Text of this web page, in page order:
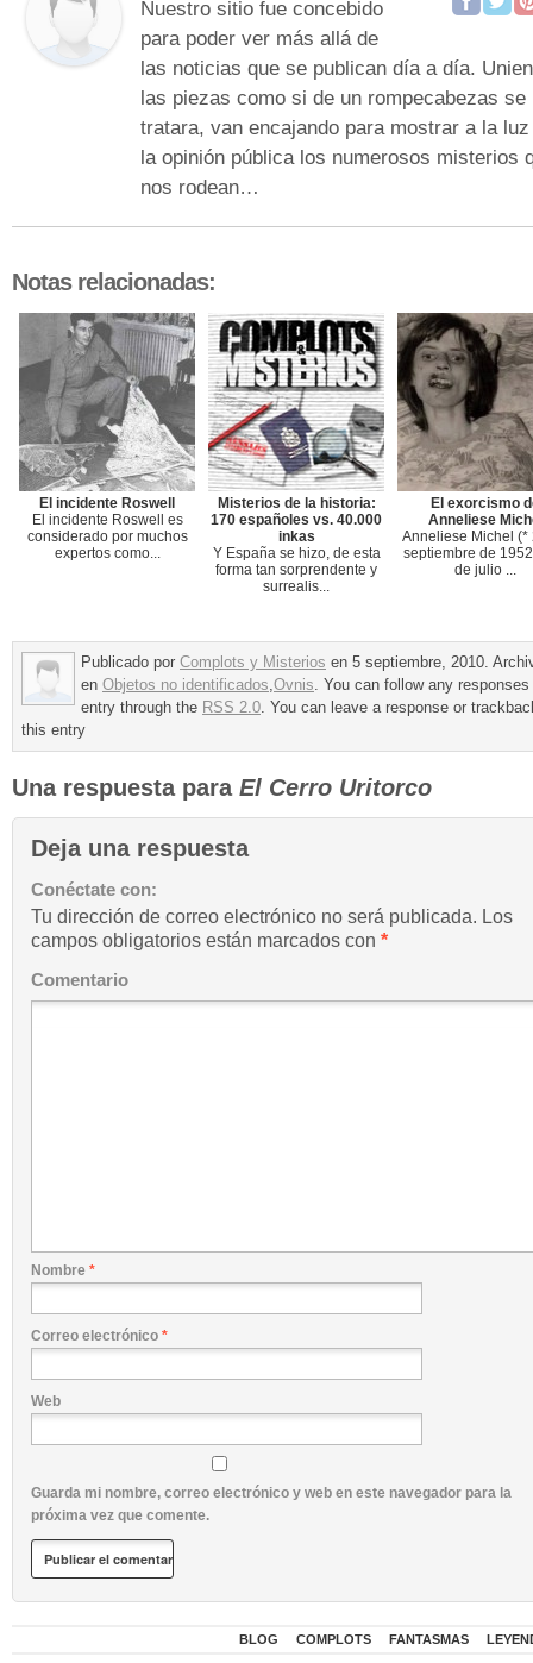
Nuestro sitio fue concebido
para poder ver más allá de
las noticias que se publican día a día.
las piezas como si de un rompecabezas se
tratara, van encajando para mostrar a la luz
la opinión pública los numerosos misterios
nos rodean…
Notas relacionadas:
El incidente Roswell
El incidente Roswell es
considerado por muchos
expertos como...
Misterios de la historia:
170 españoles vs. 40.000
inkas
Y España se hizo, de esta
forma tan sorprendente y
surrealis...
El exorcismo
Anneliese
Anneliese Michel (*
septiembre de
de julio ...
Publicado por Complots y Misterios en 5 septiembre, 2010.
en Objetos no identificados Ovnis . You can follow any
entry through the RSS 2.0 . You can leave a response or
this entry
Una respuesta para El Cerro Uritorco
Deja una respuesta
Conéctate con:
Tu dirección de correo electrónico no será publicada. Los
campos obligatorios están marcados con *
Comentario
Nombre *
Correo electrónico *
Web
Guarda mi nombre, correo electrónico y web en este navegador para la
próxima vez que comente.
BLOG COMPLOTS FANTASMAS